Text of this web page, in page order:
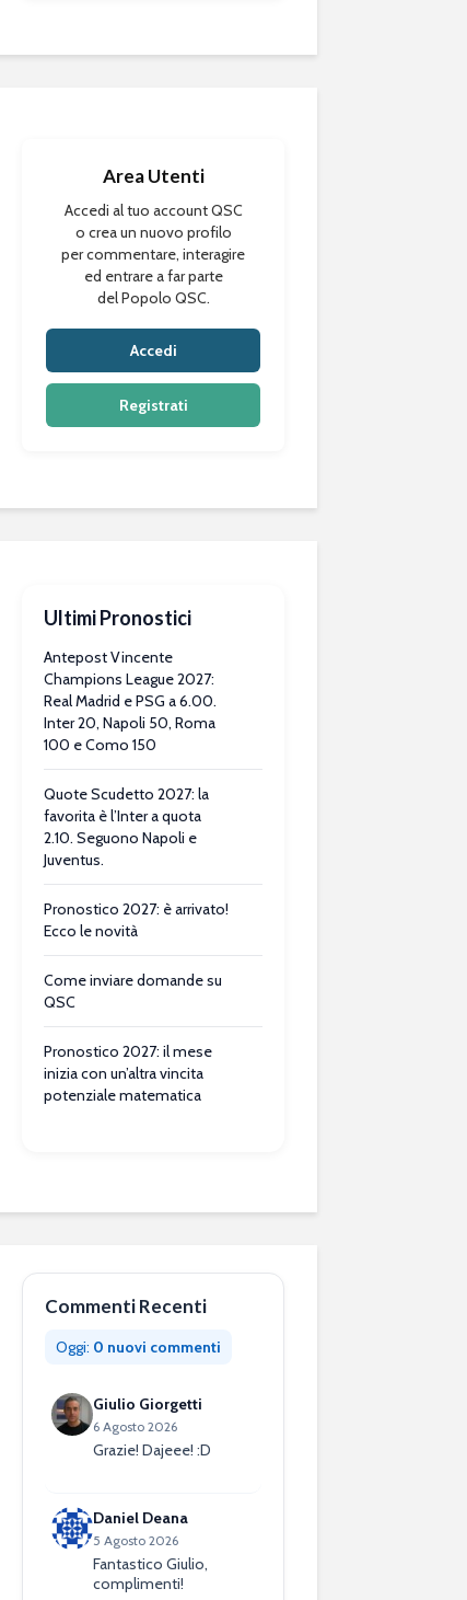
Area Utenti
Accedi al tuo account QSC
o crea un nuovo profilo
per commentare, interagire
ed entrare a far parte
del Popolo QSC.
Accedi
Registrati
Ultimi Pronostici
Antepost Vincente
Champions League 2027:
Real Madrid e PSG a 6.00.
Inter 20, Napoli 50, Roma
100 e Como 150
Quote Scudetto 2027: la
favorita è l’Inter a quota
2.10. Seguono Napoli e
Juventus.
Pronostico 2027: è arrivato!
Ecco le novità
Come inviare domande su
QSC
Pronostico 2027: il mese
inizia con un’altra vincita
potenziale matematica
Commenti Recenti
Oggi: 0 nuovi commenti
Giulio Giorgetti
6 Agosto 2026
Grazie! Dajeee! :D
Daniel Deana
5 Agosto 2026
Fantastico Giulio,
complimenti!